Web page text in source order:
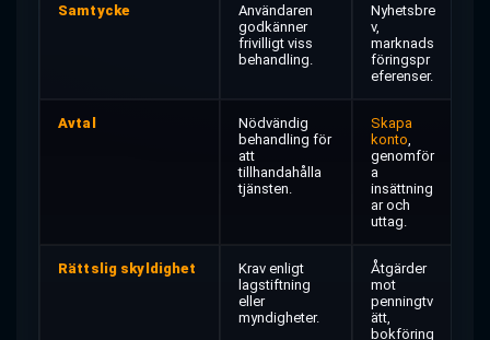
Samtycke
Användaren
godkänner
frivilligt viss
behandling.
Nyhetsbre
v,
marknads
föringspr
eferenser.
Avtal
Nödvändig
behandling för
att
tillhandahålla
tjänsten.
Skapa
konto
genomför
a
insättning
ar och
uttag.
Rättslig skyldighet
Krav enligt
lagstiftning
eller
myndigheter.
Åtgärder
mot
penningtv
ätt,
bokföring